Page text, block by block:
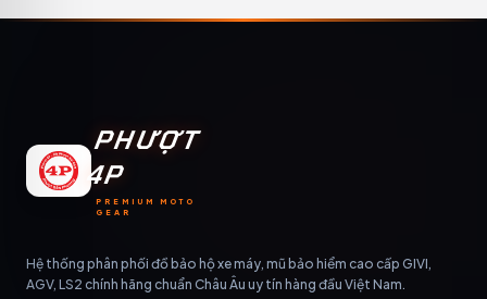
PHƯỢT
4P
PREMIUM MOTO
GEAR
Hệ thống phân phối đồ bảo hộ xe máy, mũ bảo hiểm cao cấp GIVI,
AGV, LS2 chính hãng chuẩn Châu Âu uy tín hàng đầu Việt Nam.